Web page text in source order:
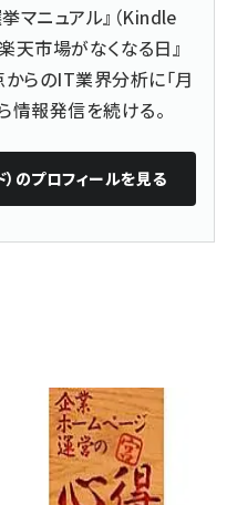
マニュアル』（Kindle
楽天市場がなくなる日』
からのIT業界分析に「月
情報発信を続ける。
のプロフィールを見る